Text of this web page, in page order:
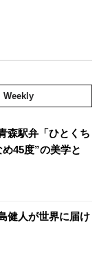
Weekly
森駅弁「ひとくち
45度”の美学と
健人が世界に届け